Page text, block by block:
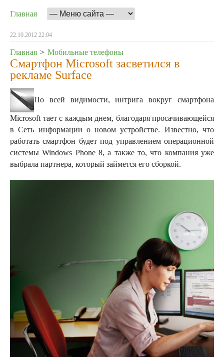
Главная
22.10.2012 22:04
Главная > Мобильные телефоны
Смартфон Microsoft засветился в
рекламе Surface
По всей видимости, интрига вокруг смартфона
Microsoft тает с каждым днем, благодаря просачивающейся
в Сеть информации о новом устройстве. Известно, что
работать смартфон будет под управлением операционной
системы Windows Phone 8, а также то, что компания уже
выбрала партнера, который займется его сборкой.